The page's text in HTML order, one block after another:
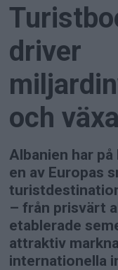
driver
och
Albanien har
en av Europas
– från prisvärt
etablerade
attraktiv
internationella